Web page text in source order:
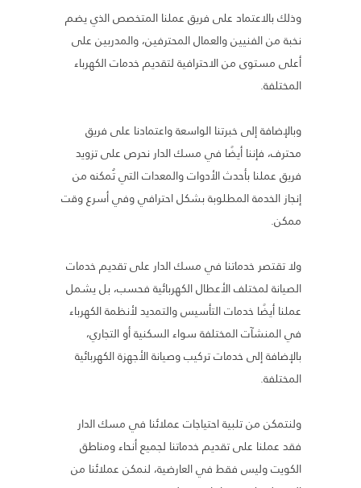
وذلك بالاعتماد على فريق عملنا المتخصص الذي يضم
نخبة من الفنيين والعمال المحترفين، والمدربين على
أعلى مستوى من الاحترافية لتقديم خدمات الكهرباء
المختلفة.
وبالإضافة إلى خبرتنا الواسعة واعتمادنا على فريق
محترف، فإننا أيضًا في مسك الدار نحرص على تزويد
فريق عملنا بأحدث الأدوات والمعدات التي تُمكنه من
إنجاز الخدمة المطلوبة بشكل احترافي وفي أسرع وقت
ممكن.
ولا تقتصر خدماتنا في مسك الدار على تقديم خدمات
الصيانة لمختلف الأعطال الكهربائية فحسب، بل يشمل
عملنا أيضًا خدمات التأسيس والتمديد لأنظمة الكهرباء
في المنشآت المختلفة سواء السكنية أو التجاري،
بالإضافة إلى خدمات تركيب وصيانة الأجهزة الكهربائية
المختلفة.
ولنتمكن من تلبية احتياجات عملائنا في مسك الدار
فقد عملنا على تقديم خدماتنا لجميع أنحاء ومناطق
الكويت وليس فقط في العارضية، لنمكن عملائنا من